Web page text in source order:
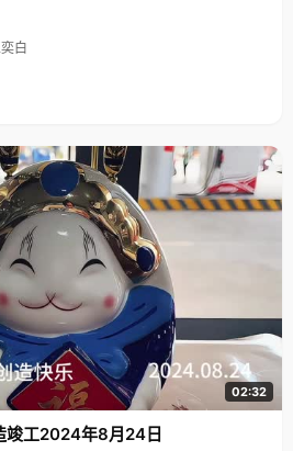
白
02:32
竣工2024年8月24日